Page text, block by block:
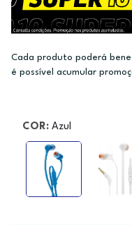
Cada produto poderá
é possível acumular
COR: Azul